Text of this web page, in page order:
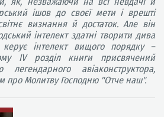
ішов до своєї мети і врешті
визнання й достаток. Але він
інтелект здатні творити дива
інтелект вищого порядку –
IV розділ книги присвячений
авіаконструктора,
про Молитву Господню "Отче наш".